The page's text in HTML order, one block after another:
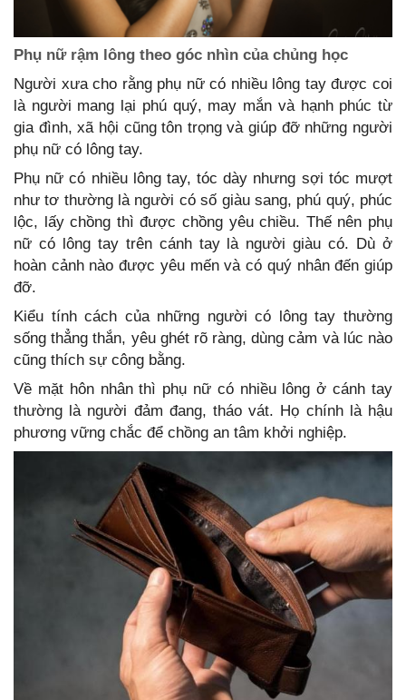
Phụ nữ rậm lông theo góc nhìn của chủng học
Người xưa cho rằng phụ nữ có nhiều lông tay được coi
là người mang lại phú quý, may mắn và hạnh phúc từ
gia đình, xã hội cũng tôn trọng và giúp đỡ những người
phụ nữ có lông tay.
Phụ nữ có nhiều lông tay, tóc dày nhưng sợi tóc mượt
như tơ thường là người có số giàu sang, phú quý, phúc
lộc, lấy chồng thì được chồng yêu chiều. Thế nên phụ
nữ có lông tay trên cánh tay là người giàu có. Dù ở
hoàn cảnh nào được yêu mến và có quý nhân đến giúp
đỡ.
Kiểu tính cách của những người có lông tay thường
sống thẳng thắn, yêu ghét rõ ràng, dùng cảm và lúc nào
cũng thích sự công bằng.
Về mặt hôn nhân thì phụ nữ có nhiều lông ở cánh tay
thường là người đảm đang, tháo vát. Họ chính là hậu
phương vững chắc để chồng an tâm khởi nghiệp.